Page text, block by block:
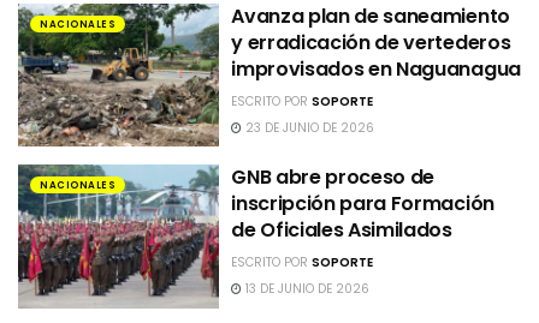
NACIONALES
Avanza plan de saneamiento
y erradicación de vertederos
improvisados en Naguanagua
ESCRITO PORSOPORTE
23 DE JUNIO DE 2026
NACIONALES
GNB abre proceso de
inscripción para Formación
de Oficiales Asimilados
ESCRITO PORSOPORTE
13 DE JUNIO DE 2026